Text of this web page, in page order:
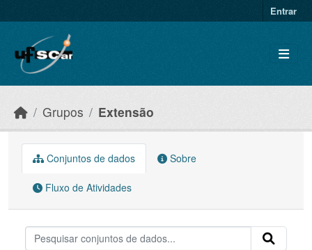
Entrar
Grupos Extensão
Conjuntos de dados Sobre
Fluxo de Atividades